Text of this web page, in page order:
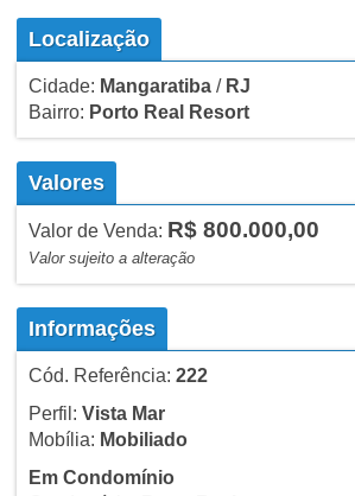
Localização
Cidade: Mangaratiba/ RJ
Bairro: Porto Real Resort
Valores
Valor de Venda: R$ 800.000,00
Valor sujeito a alteração
Informações
Cód. Referência: 222
Perfil: Vista Mar
Mobília: Mobiliado
Em Condomínio